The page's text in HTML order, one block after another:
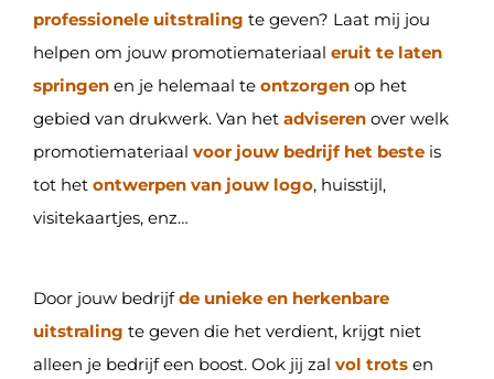
professionele uitstraling te geven? Laat mij jou
helpen om jouw promotiemateriaal eruit te laten
springen en je helemaal te ontzorgen op het
gebied van drukwerk. Van het adviseren over welk
promotiemateriaal voor jouw bedrijf het beste is
tot het ontwerpen van jouw logo, huisstijl,
visitekaartjes, enz…
Door jouw bedrijfde unieke en herkenbare
uitstraling te geven die het verdient, krijgt niet
alleen je bedrijf een boost. Ook jij zal vol trots en